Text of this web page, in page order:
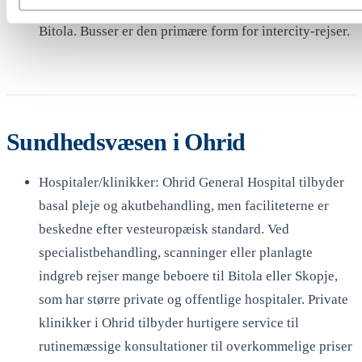
togstation i Ohrid — den nærmeste togforbindelse er i
Bitola. Busser er den primære form for intercity-rejser.
Sundhedsvæsen i Ohrid
Hospitaler/klinikker: Ohrid General Hospital tilbyder
basal pleje og akutbehandling, men faciliteterne er
beskedne efter vesteuropæisk standard. Ved
specialistbehandling, scanninger eller planlagte
indgreb rejser mange beboere til Bitola eller Skopje,
som har større private og offentlige hospitaler. Private
klinikker i Ohrid tilbyder hurtigere service til
rutinemæssige konsultationer til overkommelige priser